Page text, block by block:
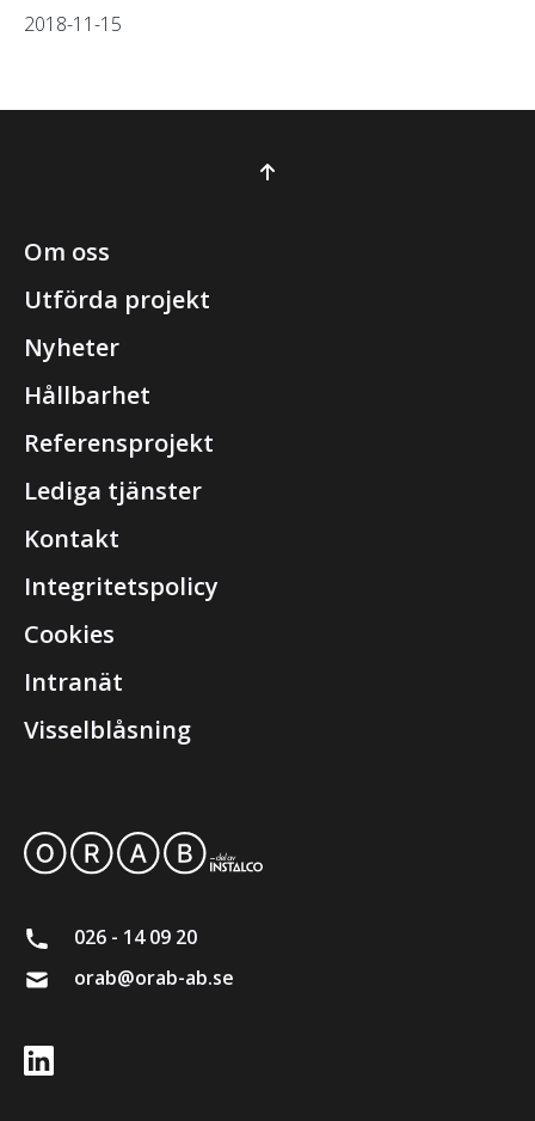
2018-11-15
026 - 14 09 20
orab@orab-ab.se
Om oss
Utförda projekt
Nyheter
Hållbarhet
Referensprojekt
Lediga tjänster
Kontakt
Integritetspolicy
Cookies
Intranät
Visselblåsning